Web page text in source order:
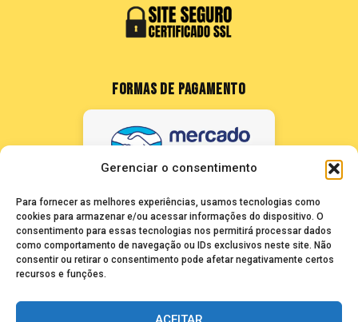
Gerenciar o consentimento
Para fornecer as melhores experiências, usamos tecnologias como
cookies para armazenar e/ou acessar informações do dispositivo. O
consentimento para essas tecnologias nos permitirá processar dados
como comportamento de navegação ou IDs exclusivos neste site. Não
consentir ou retirar o consentimento pode afetar negativamente certos
recursos e funções.
FORMAS DE PAGAMENTO
FALE CONOSCO
seuze@bancadasantigas.com